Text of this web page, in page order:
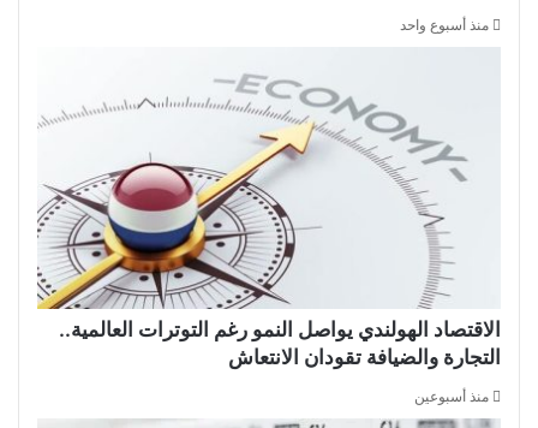
منذ أسبوع واحد
الاقتصاد الهولندي يواصل النمو رغم التوترات العالمية..
التجارة والضيافة تقودان الانتعاش
منذ أسبوعين